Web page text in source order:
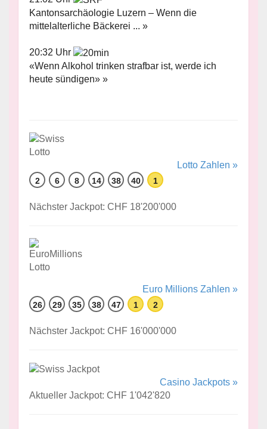
Kantonsarchäologie Luzern – Wenn die
mittelalterliche Bäckerei ... »
20:32 Uhr
«Wenn Alkohol trinken strafbar ist, werde ich
heute sündigen» »
Lotto Zahlen »
2 6 8 14 38 40 1
Nächster Jackpot: CHF 18'200'000
Euro Millions Zahlen »
26 29 35 38 47 1 2
Nächster Jackpot: CHF 16'000'000
Casino Jackpots »
Aktueller Jackpot: CHF 1'042'820